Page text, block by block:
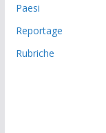
Paesi
Reportage
Rubriche